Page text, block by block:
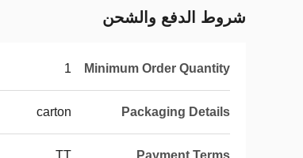
شروط الدفع والشحن
Minimum Order Quantity
1
Packaging Details
carton
Payment Terms
TT